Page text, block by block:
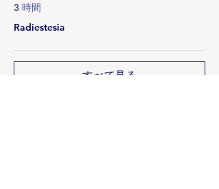
3 時間
Radiestesia
すべて見る